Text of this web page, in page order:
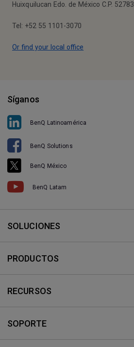
Huixquilucan Edo. de México C.P. 52783
Tel: +52 55 1101-3070
Or find your local office
Síganos
BenQ Latinoamérica
BenQ Solutions
BenQ México
BenQ Latam
SOLUCIONES
PRODUCTOS
RECURSOS
SOPORTE